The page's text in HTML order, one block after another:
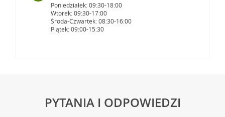
Poniedziałek: 09:30-18:00
Wtorek: 09:30-17:00
Środa-Czwartek: 08:30-16:00
Piątek: 09:00-15:30
PYTANIA I ODPOWIEDZI